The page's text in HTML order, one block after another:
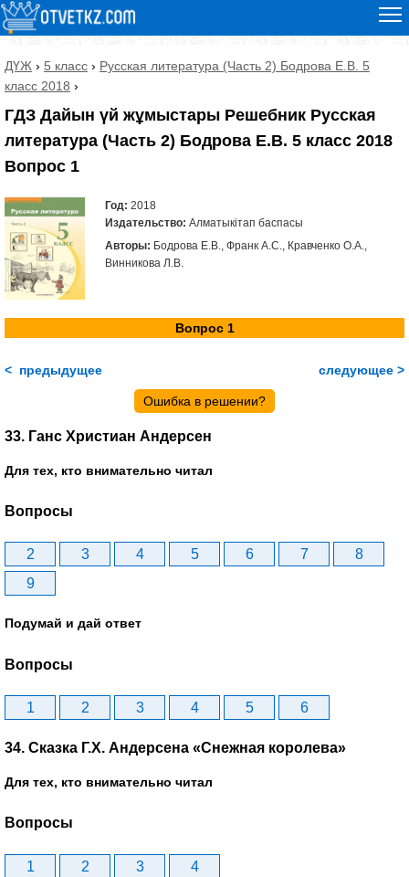
ДҮЖ › 5 класс › Русская литература (Часть 2) Бодрова Е.В. 5
класс 2018 ›
ГДЗ Дайын үй жұмыстары Решебник Русская
литература (Часть 2) Бодрова Е.В. 5 класс 2018
Вопрос 1
Год: 2018
Издательство: Алматыкітап баспасы
Авторы: Бодрова Е.В., Франк А.С., Кравченко О.А.,
Винникова Л.В.
Вопрос 1
< предыдущее следующее >
Ошибка в решении?
33. Ганс Христиан Андерсен
Для тех, кто внимательно читал
Вопросы
2 3 4 5 6 7
8
9
Подумай и дай ответ
Вопросы
1 2 3 4 5 6
34. Сказка Г.Х. Андерсена «Снежная королева»
Для тех, кто внимательно читал
Вопросы
1 2 3 4